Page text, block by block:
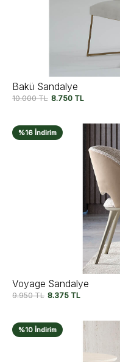
Bakü Sandalye
10.000TL 8.750 TL
%16 İndirim
Voyage Sandalye
9.950TL 8.375 TL
%10 İndirim